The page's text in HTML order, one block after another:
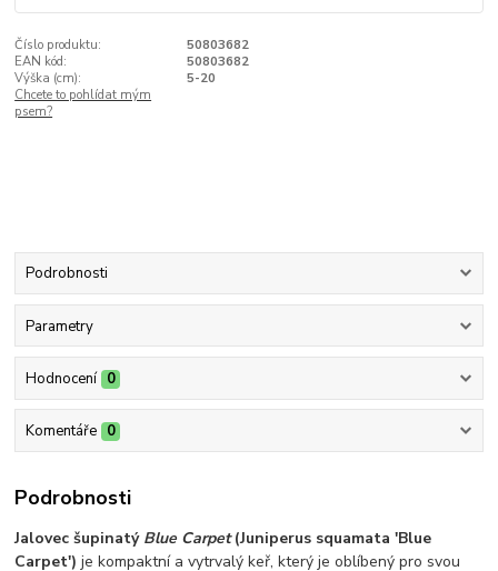
Číslo produktu:
50803682
EAN kód:
50803682
Výška (cm):
5-20
Chcete to pohlídat mým
psem?
Podrobnosti
Parametry
Hodnocení 0
Komentáře 0
Podrobnosti
Jalovec šupinatý Blue Carpet(Juniperus squamata 'Blue
Carpet') je kompaktní a vytrvalý keř, který je oblíbený pro svou